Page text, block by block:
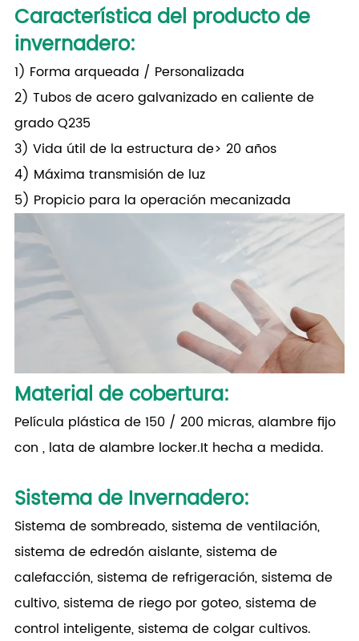
Característica del producto de
invernadero:
1) Forma arqueada / Personalizada
2) Tubos de acero galvanizado en caliente de
grado Q235
3) Vida útil de la estructura de> 20 años
4) Máxima transmisión de luz
5) Propicio para la operación mecanizada
Material de cobertura:
Película plástica de 150 / 200 micras, alambre fijo
con , lata de alambre locker.It hecha a medida.
Sistema de Invernadero:
Sistema de sombreado, sistema de ventilación,
sistema de edredón aislante, sistema de
calefacción, sistema de refrigeración, sistema de
cultivo, sistema de riego por goteo, sistema de
control inteligente, sistema de colgar cultivos.